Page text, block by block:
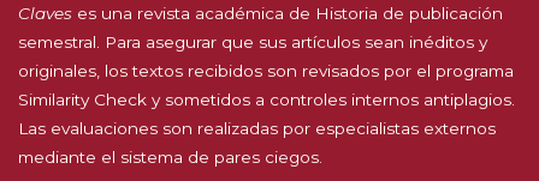
Claves es una revista académica de Historia de publicación
semestral. Para asegurar que sus artículos sean inéditos y
originales, los textos recibidos son revisados por el programa
Similarity Check y sometidos a controles internos antiplagios.
Las evaluaciones son realizadas por especialistas externos
mediante el sistema de pares ciegos.